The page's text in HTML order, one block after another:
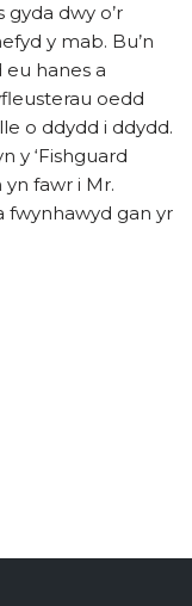
dwy o’r
y mab. Bu’n
hanes a
oedd
o ddydd i ddydd.
y ‘Fishguard
fawr i Mr.
fwynhawyd gan yr